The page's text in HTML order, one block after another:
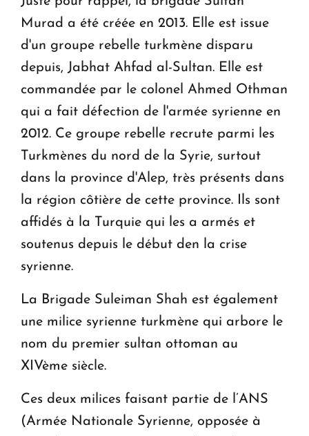
Murad a été créée en 2013. Elle est issue
d'un groupe rebelle turkmène disparu
depuis, Jabhat Ahfad al-Sultan. Elle est
commandée par le colonel Ahmed Othman
qui a fait défection de l'armée syrienne en
2012. Ce groupe rebelle recrute parmi les
Turkmènes du nord de la Syrie, surtout
dans la province d'Alep, très présents dans
la région côtière de cette province. Ils sont
affidés à la Turquie qui les a armés et
soutenus depuis le début den la crise
syrienne.
La Brigade Suleiman Shah est également
une milice syrienne turkmène qui arbore le
nom du premier sultan ottoman au
XIVème siècle.
Ces deux milices faisant partie de l’ANS
(Armée Nationale Syrienne, opposée à